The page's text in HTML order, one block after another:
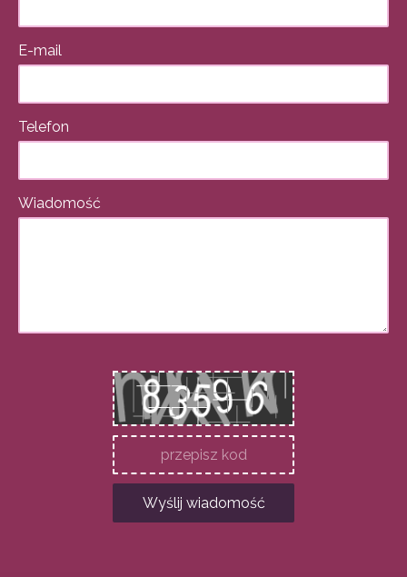
E-mail
Telefon
Wiadomość
Wyślij wiadomość